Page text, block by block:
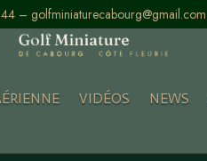
– golfminiaturecabourg@gmail.com
VIDÉOS NEWS